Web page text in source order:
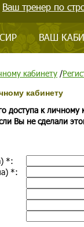
Ваш тренер по
ВАШ
кабинету /
кабинету
доступа к личному
Вы не сделали
*:
*: